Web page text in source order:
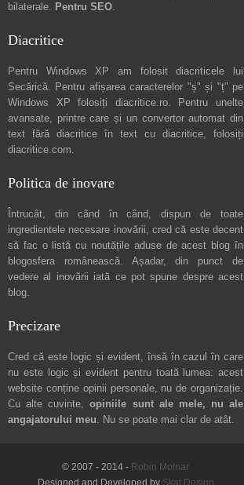
bilaterale. Pentru SEO.
Diacritice
Pentru Windows XP am folosit diacriticele lui
Secărică. Pentru afișarea caracterelor "ș" și "ț" pe
Windows XP folosiți diacritice.ro. Pentru unelte
avansate, printre care și un convertor automat din
text fără diacritice în text cu diacritice, folosiți
diacritice.com.
Politica de inovare
Întrucât, din când în când, dispun de toate
ingredientele necesare inovării, cred că este decent
să fac o listă cu noutățile aduse de acest blog în
blogosfera românească. Așadar, din punct de
vedere al inovării iată ce pot spune despre acest
blog.
Precizare
Cred că este logic și evident, însă în cazul în care
nu este logic și evident pentru toată lumea: acest
website conține opinii personale, nu de organizație.
Cu alte cuvinte,opiniile sunt ale mele, nu ale
angajatorului meu. Nu se poate mai clar de atât.
© 2007 - 2014 - Robin Molnar
Designed and Developed by Skat Design